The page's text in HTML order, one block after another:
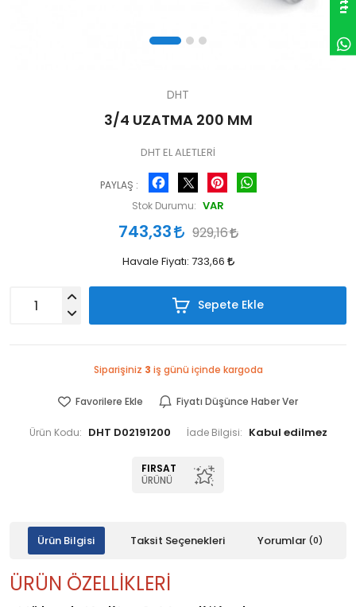
DHT
3/4 UZATMA 200 MM
DHT EL ALETLERİ
PAYLAŞ :
Facebook Pinterest
Stok Durumu: VAR
743,33 929,16
Havale Fiyatı: 733,66
Sepete Ekle
Siparişiniz 3 iş günü içinde kargoda
Favorilere Ekle Fiyatı Düşünce Haber Ver
Ürün Kodu: DHT D02191200 İade Bilgisi:
FIRSAT
ÜRÜNÜ
Ürün Bilgisi Taksit Seçenekleri Yorumlar (0)
ÜRÜN ÖZELLİKLERİ